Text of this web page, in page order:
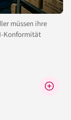
müssen ihre
Konformität